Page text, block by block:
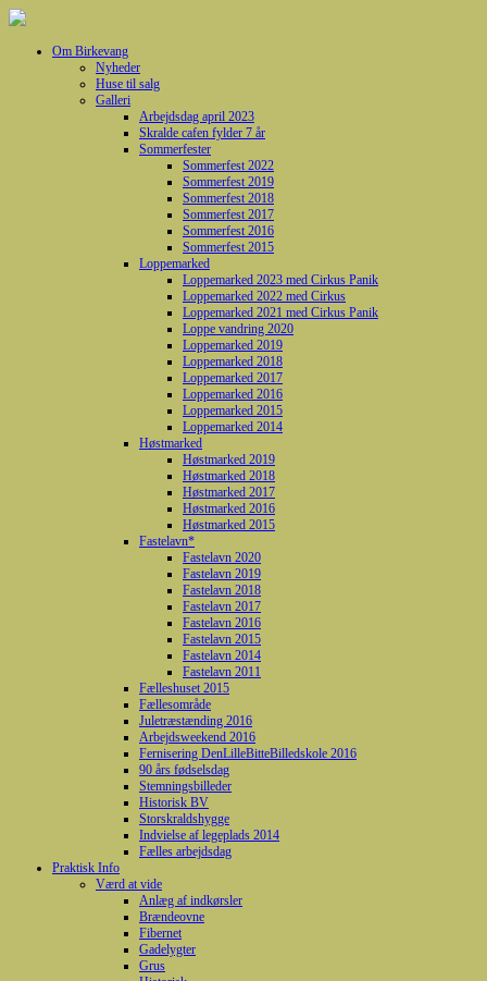
Om Birkevang
Nyheder
Huse til salg
Galleri
Arbejdsdag april 2023
Skralde cafen fylder 7 år
Sommerfester
Sommerfest 2022
Sommerfest 2019
Sommerfest 2018
Sommerfest 2017
Sommerfest 2016
Sommerfest 2015
Loppemarked
Loppemarked 2023 med Cirkus Panik
Loppemarked 2022 med Cirkus
Loppemarked 2021 med Cirkus Panik
Loppe vandring 2020
Loppemarked 2019
Loppemarked 2018
Loppemarked 2017
Loppemarked 2016
Loppemarked 2015
Loppemarked 2014
Høstmarked
Høstmarked 2019
Høstmarked 2018
Høstmarked 2017
Høstmarked 2016
Høstmarked 2015
Fastelavn*
Fastelavn 2020
Fastelavn 2019
Fastelavn 2018
Fastelavn 2017
Fastelavn 2016
Fastelavn 2015
Fastelavn 2014
Fastelavn 2011
Fælleshuset 2015
Fællesområde
Juletræstænding 2016
Arbejdsweekend 2016
Fernisering DenLilleBitteBilledskole 2016
90 års fødselsdag
Stemningsbilleder
Historisk BV
Storskraldshygge
Indvielse af legeplads 2014
Fælles arbejdsdag
Praktisk Info
Værd at vide
Anlæg af indkørsler
Brændeovne
Fibernet
Gadelygter
Grus